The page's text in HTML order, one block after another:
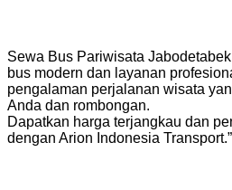
Sewa Bus Pariwisata
bus modern dan layanan
pengalaman perjalanan wisata
Anda dan rombongan.
Dapatkan harga terjangkau dan
dengan Arion Indonesia Transport.”